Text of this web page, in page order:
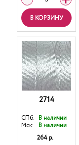
В КОРЗИНУ
2714
СПб: В наличии
Мск:
В наличии
264 р.